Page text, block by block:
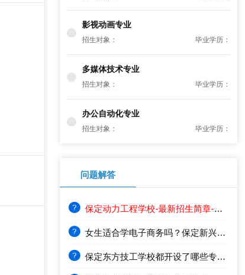
影视动画专业
招生对象： 毕业学历：
多媒体技术专业
招生对象： 毕业学历：
办公自动化专业
招生对象： 毕业学历：
问题解答
保定动力工程学校-最新招生简章-很好的重点学校
女生适合学电子商务吗？保定新兴技工学校
保定东方技工学校都开设了哪些专业？就业前景